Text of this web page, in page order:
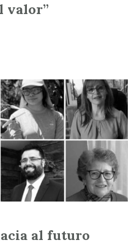
valor”
al futuro